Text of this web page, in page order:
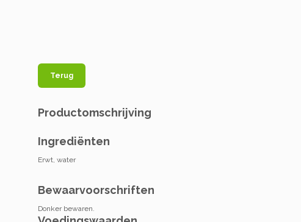
Terug
Productomschrijving
Ingrediënten
Erwt, water
Bewaarvoorschriften
Donker bewaren.